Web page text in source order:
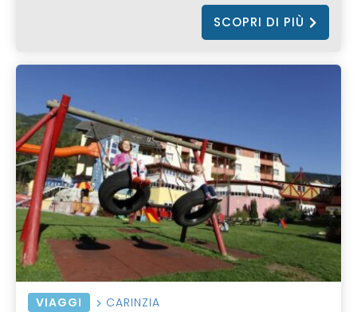
SCOPRI DI PIÙ
VIAGGI CARINZIA